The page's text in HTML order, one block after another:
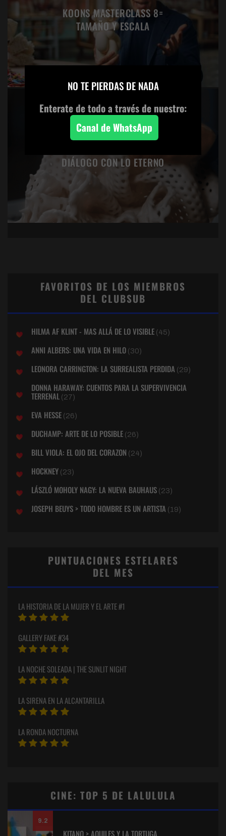
KOONS MASTERCLASS 8=
TAMAÑO Y ESCALA
DIÁLOGO CON LO ETERNO
FAVORITOS DE LOS MIEMBROS
DEL CLUBSUB
HILMA AF KLINT - MAS ALLÁ DE LO VISIBLE (45)
ANNI ALBERS: UNA VIDA EN HILO (30)
LEONORA CARRINGTON: LA SURREALISTA PERDIDA (29)
DONNA HARAWAY: CUENTOS PARA LA SUPERVIVENCIA
TERRENAL (27)
EVA HESSE (26)
DUCHAMP: ARTE DE LO POSIBLE (26)
BILL VIOLA: EL OJO DEL CORAZON (24)
HOCKNEY (23)
LÁSZLÓ MOHOLY NAGY: LA NUEVA BAUHAUS (23)
JOSEPH BEUYS > TODO HOMBRE ES UN ARTISTA (19)
PUNTUACIONES ESTELARES
DEL MES
LA HISTORIA DE LA MUJER Y EL ARTE #1
GALLERY FAKE #34
LA NOCHE SOLEADA | THE SUNLIT NIGHT
LA SIRENA EN LA ALCANTARILLA
LA RONDA NOCTURNA
CINE: TOP 5 DE LALULULA
9.2
KITANO > AQUILES Y LA TORTUGA
NO TE PIERDAS DE NADA
Enterate de todo a través de nuestro:
Canal de WhatsApp